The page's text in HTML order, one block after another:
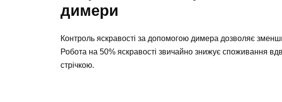
димери
Контроль яскравості за допомогою димера дозволяє
Робота на 50% яскравості звичайно знижує споживання
стрічкою.